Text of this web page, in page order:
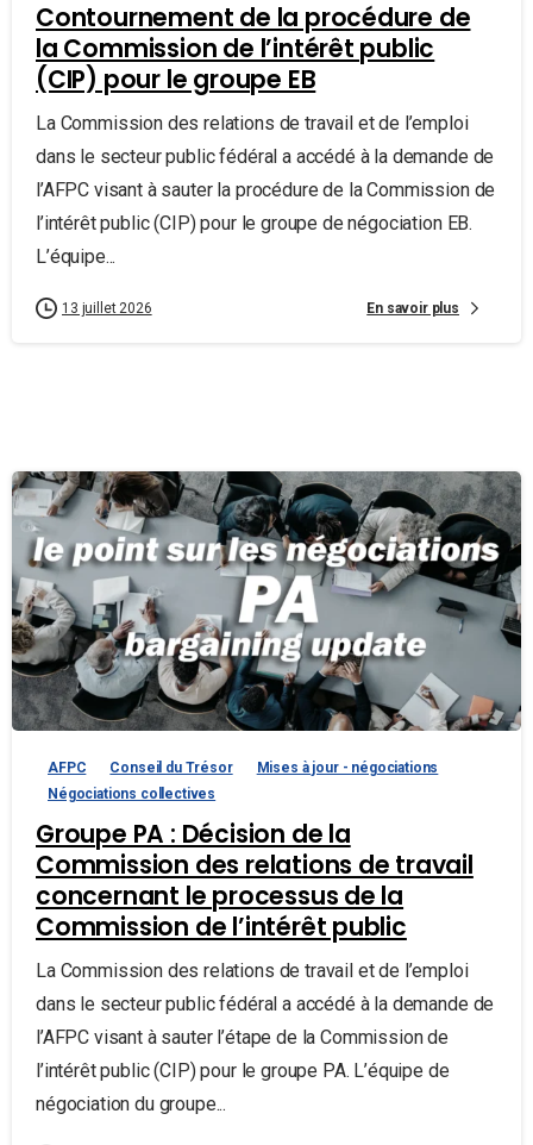
Contournement de la procédure de
la Commission de l’intérêt public
(CIP) pour le groupe EB
La Commission des relations de travail et de l’emploi
dans le secteur public fédéral a accédé à la demande de
l’AFPC visant à sauter la procédure de la Commission de
l’intérêt public (CIP) pour le groupe de négociation EB.
L’équipe...
13 juillet 2026 En savoir plus
AFPC Conseil du Trésor
Mises à jour - négociations
Négociations collectives
Groupe PA : Décision de la
Commission des relations de travail
concernant le processus de la
Commission de l’intérêt public
La Commission des relations de travail et de l’emploi
dans le secteur public fédéral a accédé à la demande de
l’AFPC visant à sauter l’étape de la Commission de
l’intérêt public (CIP) pour le groupe PA. L’équipe de
négociation du groupe...